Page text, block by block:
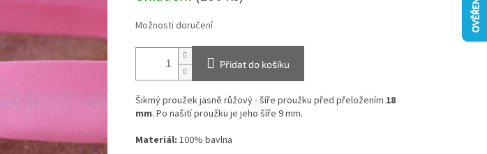
Možnosti doručení
Přidat do košíku
Šikmý proužek jasně růžový - šíře proužku před přeložením 18
mm. Po našití proužku je jeho šíře 9 mm.
Materiál: 100% bavlna